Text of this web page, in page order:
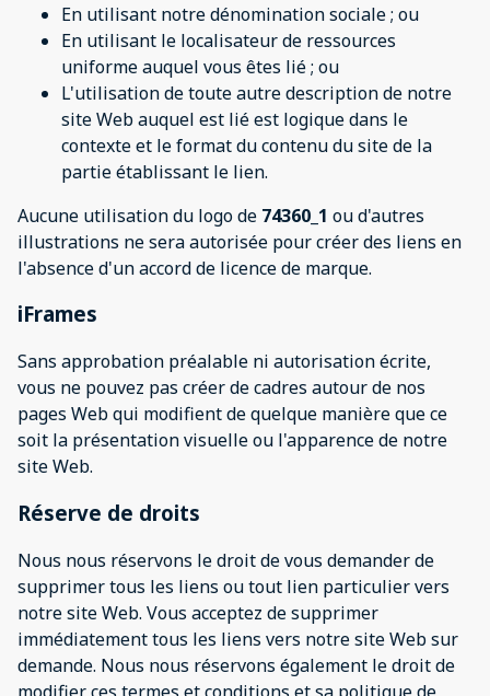
En utilisant notre dénomination sociale ; ou
En utilisant le localisateur de ressources
uniforme auquel vous êtes lié ; ou
L'utilisation de toute autre description de notre
site Web auquel est lié est logique dans le
contexte et le format du contenu du site de la
partie établissant le lien.
Aucune utilisation du logo de 74360_1 ou d'autres
illustrations ne sera autorisée pour créer des liens en
l'absence d'un accord de licence de marque.
iFrames
Sans approbation préalable ni autorisation écrite,
vous ne pouvez pas créer de cadres autour de nos
pages Web qui modifient de quelque manière que ce
soit la présentation visuelle ou l'apparence de notre
site Web.
Réserve de droits
Nous nous réservons le droit de vous demander de
supprimer tous les liens ou tout lien particulier vers
notre site Web. Vous acceptez de supprimer
immédiatement tous les liens vers notre site Web sur
demande. Nous nous réservons également le droit de
modifier ces termes et conditions et sa politique de